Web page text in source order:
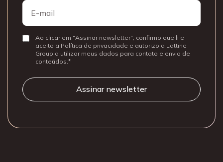
E-
mail
ConsentirAo clicar em "Assinar newsletter", confirmo que li e
aceito a Política de privacidade e autorizo a Lattine
Group a utilizar meus dados para contato e envio de
conteúdos.